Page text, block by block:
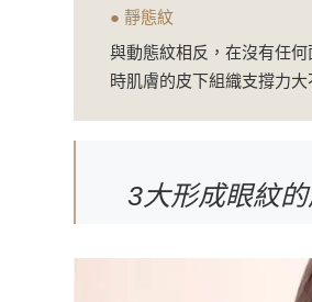
● 靜態紋
與動態紋相反，在沒有任
時肌膚的皮下組織支撐力
3大形成眼紋